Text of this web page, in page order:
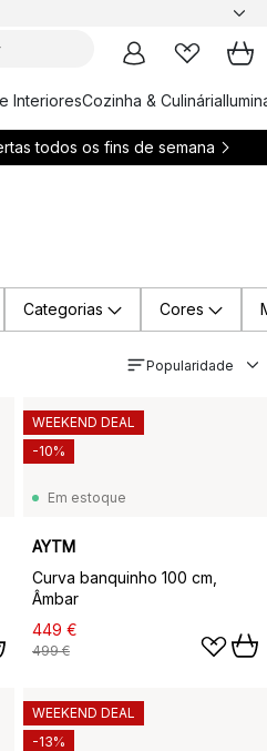
InterioresCozinha & Culinária
todos os fins de semana
Categorias Cores
Popularidade
Em estoque
AYTM
Curva banquinho 100 cm,
Âmbar
449 €
499 €
WEEKEND DEAL
-10%
WEEKEND DEAL
-13%